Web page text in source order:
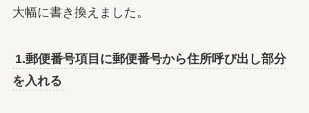
大幅に書き換えました。
1.郵便番号項目に郵便番号から住所呼び出し部分
を入れる